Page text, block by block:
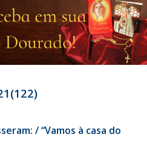
/ “Vamos à casa do